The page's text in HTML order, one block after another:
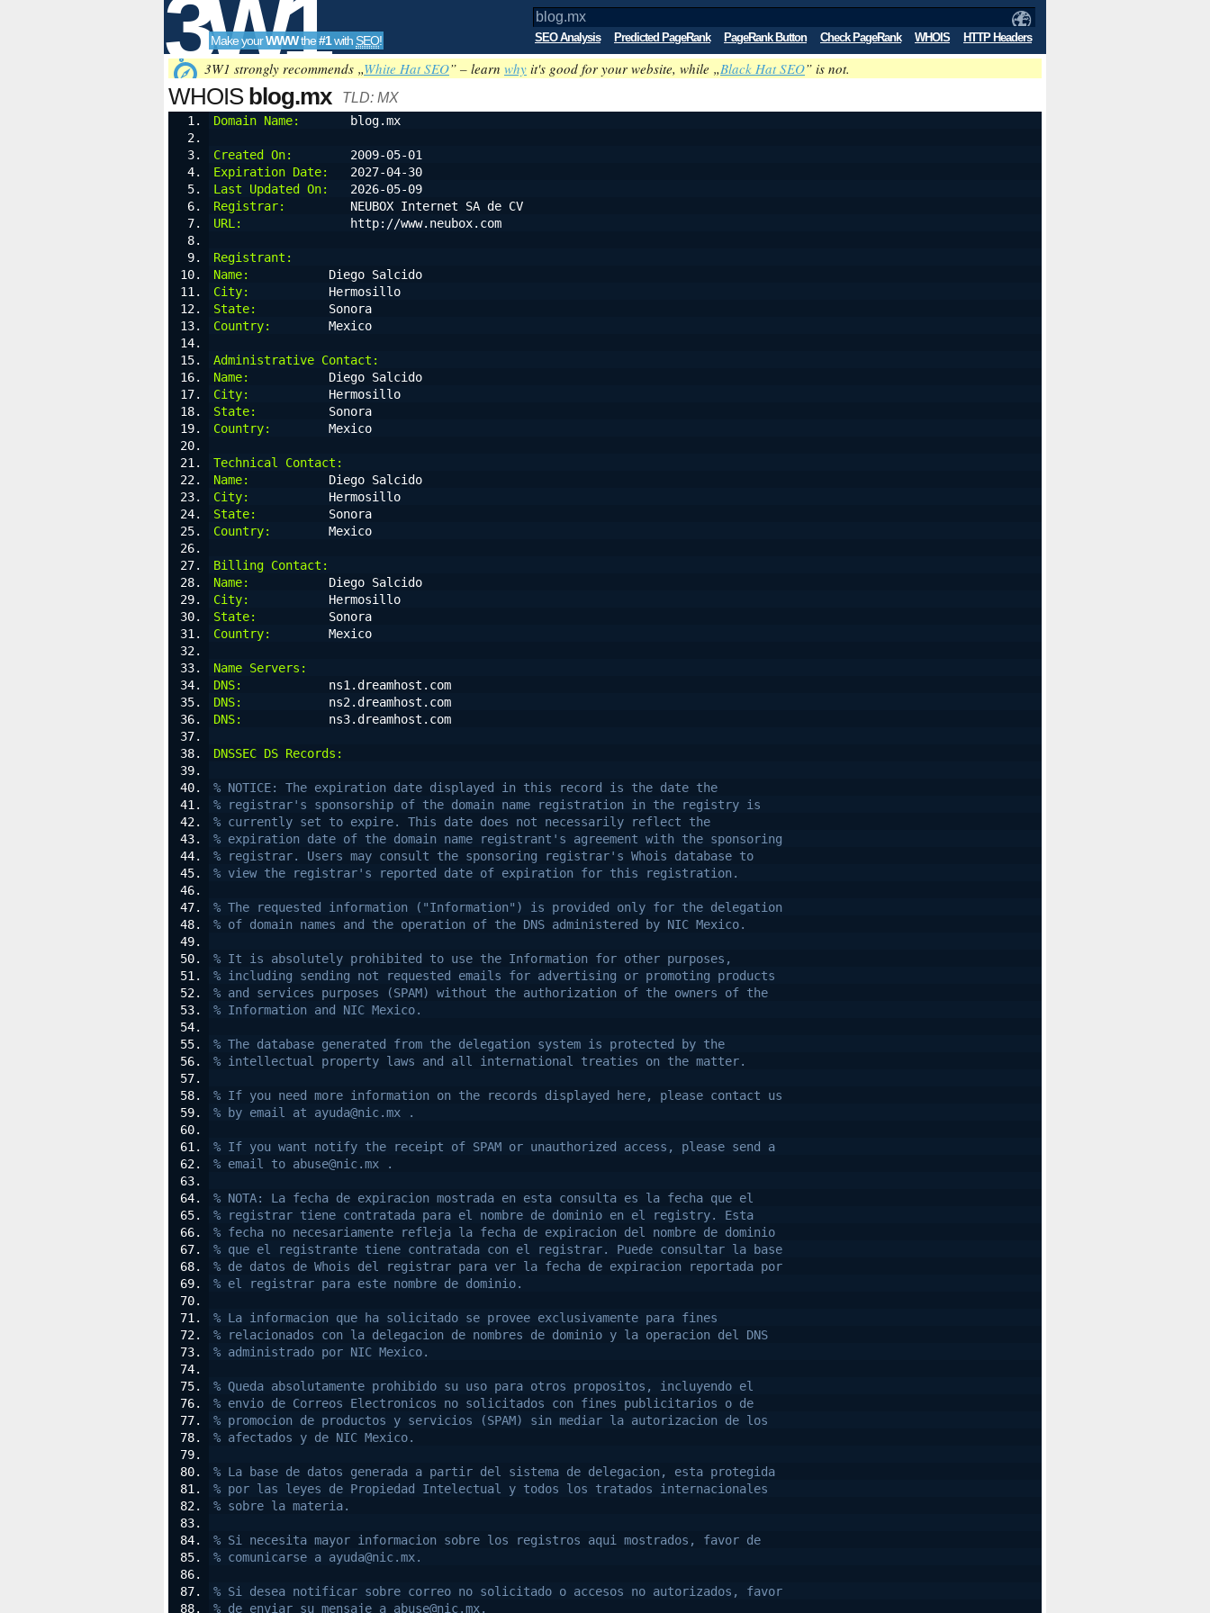
3W1
SEO
Tools
Make yourWWWthe#1with SEO! SEO Analysis Predicted PageRank PageRank Button Check PageRank WHOIS HTTP Headers
3W1 strongly recommends „White Hat SEO” – learn why it's good for your website, while „Black Hat SEO” is not.
WHOIS blog.mx TLD: MX
Domain Name:
       blog.mx
Created On:
        2009-05-01
Expiration Date:
   2027-04-30
Last Updated On:
   2026-05-09
Registrar:
         NEUBOX Internet SA de CV
URL:
               http://www.neubox.com
Registrant:
Name:
           Diego Salcido
City:
           Hermosillo
State:
          Sonora
Country:
        Mexico
Administrative Contact:
Name:
           Diego Salcido
City:
           Hermosillo
State:
          Sonora
Country:
        Mexico
Technical Contact:
Name:
           Diego Salcido
City:
           Hermosillo
State:
          Sonora
Country:
        Mexico
Billing Contact:
Name:
           Diego Salcido
City:
           Hermosillo
State:
          Sonora
Country:
        Mexico
Name Servers:
DNS:
            ns1.dreamhost.com
DNS:
            ns2.dreamhost.com
DNS:
            ns3.dreamhost.com
DNSSEC DS Records:
% NOTICE: The expiration date displayed in this record is the date the
% registrar's sponsorship of the domain name registration in the registry is
% currently set to expire. This date does not necessarily reflect the
% expiration date of the domain name registrant's agreement with the sponsoring
% registrar. Users may consult the sponsoring registrar's Whois database to
% view the registrar's reported date of expiration for this registration.
% The requested information ("Information") is provided only for the delegation
% of domain names and the operation of the DNS administered by NIC Mexico.
% It is absolutely prohibited to use the Information for other purposes,
% including sending not requested emails for advertising or promoting products
% and services purposes (SPAM) without the authorization of the owners of the
% Information and NIC Mexico.
% The database generated from the delegation system is protected by the
% intellectual property laws and all international treaties on the matter.
% If you need more information on the records displayed here, please contact us
% by email at ayuda@nic.mx .
% If you want notify the receipt of SPAM or unauthorized access, please send a
% email to abuse@nic.mx .
% NOTA: La fecha de expiracion mostrada en esta consulta es la fecha que el
% registrar tiene contratada para el nombre de dominio en el registry. Esta
% fecha no necesariamente refleja la fecha de expiracion del nombre de dominio
% que el registrante tiene contratada con el registrar. Puede consultar la base
% de datos de Whois del registrar para ver la fecha de expiracion reportada por
% el registrar para este nombre de dominio.
% La informacion que ha solicitado se provee exclusivamente para fines
% relacionados con la delegacion de nombres de dominio y la operacion del DNS
% administrado por NIC Mexico.
% Queda absolutamente prohibido su uso para otros propositos, incluyendo el
% envio de Correos Electronicos no solicitados con fines publicitarios o de
% promocion de productos y servicios (SPAM) sin mediar la autorizacion de los
% afectados y de NIC Mexico.
% La base de datos generada a partir del sistema de delegacion, esta protegida
% por las leyes de Propiedad Intelectual y todos los tratados internacionales
% sobre la materia.
% Si necesita mayor informacion sobre los registros aqui mostrados, favor de
% comunicarse a ayuda@nic.mx.
% Si desea notificar sobre correo no solicitado o accesos no autorizados, favor
% de enviar su mensaje a abuse@nic.mx.